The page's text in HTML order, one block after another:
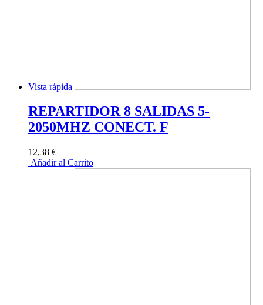
Vista rápida
REPARTIDOR 8 SALIDAS 5-
2050MHZ CONECT. F
12,38 €
Añadir al Carrito